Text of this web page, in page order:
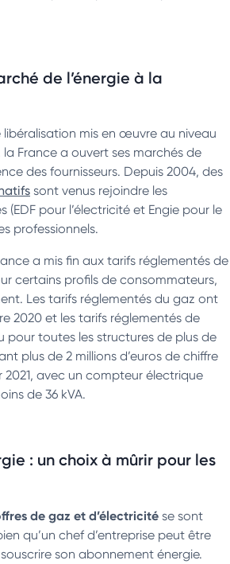
de l’énergie à la
libéralisation mis en œuvre au niveau
la France a ouvert ses marchés de
des fournisseurs. Depuis 2004, des
sont venus rejoindre les
(EDF pour l’électricité et Engie pour le
professionnels.
a mis fin aux tarifs réglementés de
certains profils de consommateurs,
Les tarifs réglementés du gaz ont
2020 et les tarifs réglementés de
pour toutes les structures de plus de
plus de 2 millions d’euros de chiffre
2021, avec un compteur électrique
de 36 kVA.
: un choix à mûrir pour les
de gaz et d’électricité se sont
qu’un chef d’entreprise peut être
son abonnement énergie.